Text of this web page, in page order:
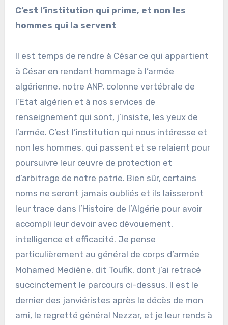
C’est l’institution qui prime, et non les
hommes qui la servent
Il est temps de rendre à César ce qui appartient
à César en rendant hommage à l’armée
algérienne, notre ANP, colonne vertébrale de
l’Etat algérien et à nos services de
renseignement qui sont, j’insiste, les yeux de
l’armée. C’est l’institution qui nous intéresse et
non les hommes, qui passent et se relaient pour
poursuivre leur œuvre de protection et
d’arbitrage de notre patrie. Bien sûr, certains
noms ne seront jamais oubliés et ils laisseront
leur trace dans l’Histoire de l’Algérie pour avoir
accompli leur devoir avec dévouement,
intelligence et efficacité. Je pense
particulièrement au général de corps d’armée
Mohamed Mediène, dit Toufik, dont j’ai retracé
succinctement le parcours ci-dessus. Il est le
dernier des janviéristes après le décès de mon
ami, le regretté général Nezzar, et je leur rends à